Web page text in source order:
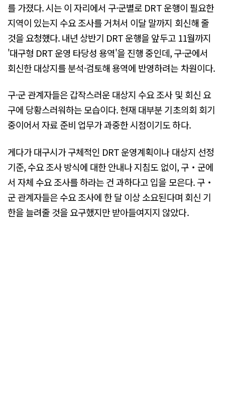
를 가졌다. 시는 이 자리에서 구·군별로 DRT 운행이 필요한
지역이 있는지 수요 조사를 거쳐서 이달 말까지 회신해 줄
것을 요청했다. 내년 상반기 DRT 운행을 앞두고 11월까지
'대구형 DRT 운영 타당성 용역'을 진행 중인데, 구·군에서
회신한 대상지를 분석·검토해 용역에 반영하려는 차원이다.
구·군 관계자들은 갑작스러운 대상지 수요 조사 및 회신 요
구에 당황스러워하는 모습이다. 현재 대부분 기초의회 회기
중이어서 자료 준비 업무가 과중한 시점이기도 하다.
게다가 대구시가 구체적인 DRT 운영계획이나 대상지 선정
기준, 수요 조사 방식에 대한 안내나 지침도 없이, 구‧군에
서 자체 수요 조사를 하라는 건 과하다고 입을 모은다. 구‧
군 관계자들은 수요 조사에 한 달 이상 소요된다며 회신 기
한을 늘려줄 것을 요구했지만 받아들여지지 않았다.